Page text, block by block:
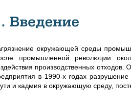
Введение
окружающей среды
промышленной революции
производственных
в 1990-х годах
и кадмия в окружающую среду,